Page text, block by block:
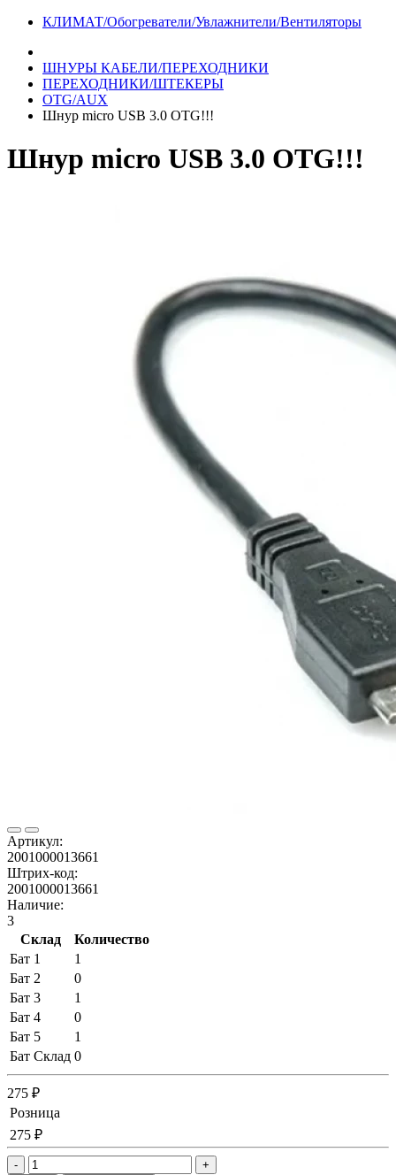
КЛИМАТ/Обогреватели/Увлажнители/Вентиляторы
ШНУРЫ КАБЕЛИ/ПЕРЕХОДНИКИ
ПЕРЕХОДНИКИ/ШТЕКЕРЫ
OTG/AUX
Шнур micro USB 3.0 OTG!!!
Шнур micro USB 3.0 OTG!!!
Артикул:
2001000013661
Штрих-код:
2001000013661
Наличие:
3
Склад
Количество
Бат 1
1
Бат 2
0
Бат 3
1
Бат 4
0
Бат 5
1
Бат Склад 0
275 ₽
Розница
275 ₽
- +